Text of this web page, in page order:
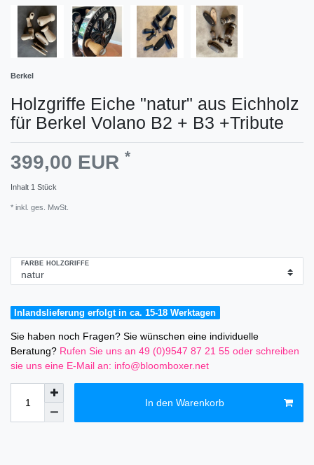
Berkel
Holzgriffe Eiche "natur" aus Eichholz
für Berkel Volano B2 + B3 +Tribute
399,00 EUR *
Inhalt 1 Stück
* inkl. ges. MwSt.
FARBE HOLZGRIFFE
Inlandslieferung erfolgt in ca. 15-18 Werktagen
Sie haben noch Fragen? Sie wünschen eine individuelle
Beratung? Rufen Sie uns an 49 (0)9547 87 21 55 oder schreiben
sie uns eine E-Mail an: info@bloomboxer.net
In den Warenkorb